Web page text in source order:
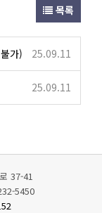
목록
가) 25.09.11
25.09.11
37-41
5450